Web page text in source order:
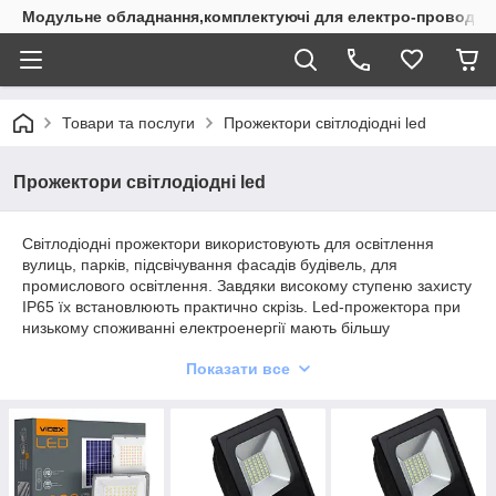
Модульне обладнання,комплектуючі для електро-проводки
Товари та послуги Прожектори світлодіодні led
Прожектори світлодіодні led
Світлодіодні прожектори використовують для освітлення
вулиць, парків, підсвічування фасадів будівель, для
промислового освітлення. Завдяки високому ступеню захисту
IP65 їх встановлюють практично скрізь. Led-прожектора при
низькому споживанні електроенергії мають більшу
При виборі такого світильника потрібно звертати увагу на
Кількість люменів і кількість Ватів. В залежності від
виробника і якості використовуваного світлодіода,
прожектора з однаковою потужністю мають різний
Показати все